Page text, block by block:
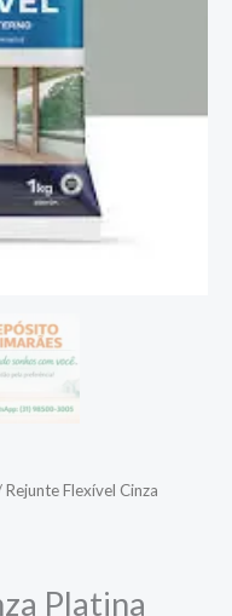
Rejunte Flexível Cinza
Platina